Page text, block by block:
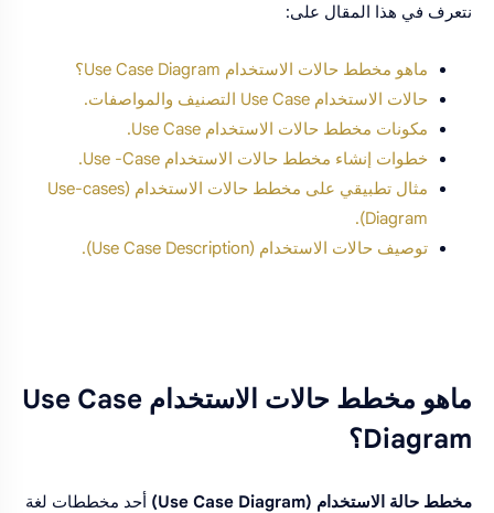
نتعرف في هذا المقال على:
ماهو مخطط حالات الاستخدام Use Case Diagram؟
حالات الاستخدام Use Case التصنيف والمواصفات.
مكونات مخطط حالات الاستخدام Use Case.
خطوات إنشاء مخطط حالات الاستخدام Use -Case.
مثال تطبيقي على مخطط حالات الاستخدام (Use-cases
Diagram).
توصيف حالات الاستخدام (Use Case Description).
ماهو مخطط حالات الاستخدام Use Case
Diagram؟
مخطط حالة الاستخدام (Use Case Diagram)
أحد مخططات لغة